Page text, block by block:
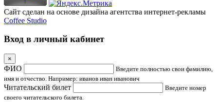
Сайт сделан на основе дизайна агентства интернет-рекламы
Coffee Studio
Вход в личный кабинет
×
ФИО
Введите полностью свои фамилию,
имя и отчество. Например: иванов иван иванович
Читательский билет
Введите номер
своего читательского билета.